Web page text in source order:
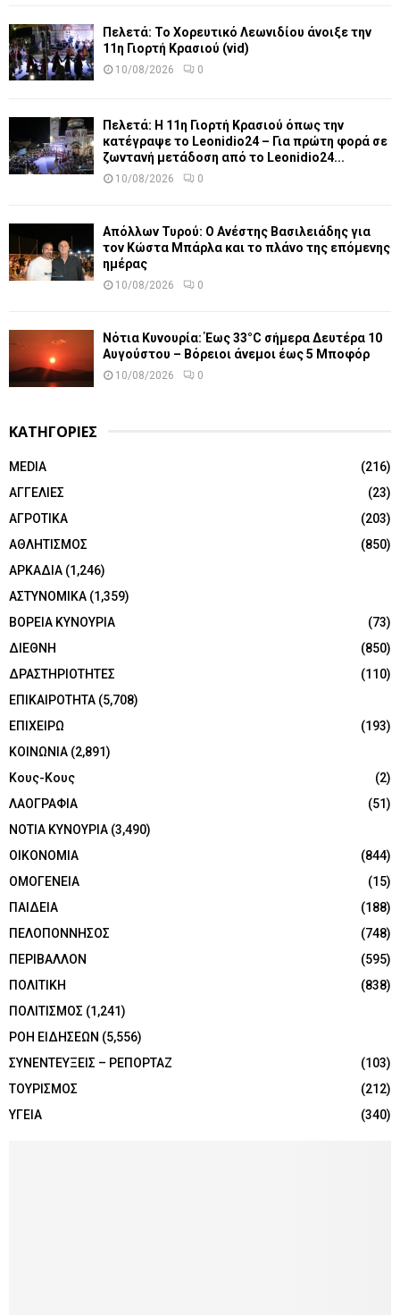
Πελετά: Το Χορευτικό Λεωνιδίου άνοιξε την
11η Γιορτή Κρασιού (vid)
10/08/2026 0
Πελετά: Η 11η Γιορτή Κρασιού όπως την
κατέγραψε το Leonidio24 – Για πρώτη φορά σε
ζωντανή μετάδοση από το Leonidio24...
10/08/2026 0
Απόλλων Τυρού: Ο Ανέστης Βασιλειάδης για
τον Κώστα Μπάρλα και το πλάνο της επόμενης
ημέρας
10/08/2026 0
Νότια Κυνουρία: Έως 33°C σήμερα Δευτέρα 10
Αυγούστου – Βόρειοι άνεμοι έως 5 Μποφόρ
10/08/2026 0
ΚΑΤΗΓΟΡΙΕΣ
MEDIA
(216)
ΑΓΓΕΛΙΕΣ
(23)
ΑΓΡΟΤΙΚΑ
(203)
ΑΘΛΗΤΙΣΜΟΣ
(850)
ΑΡΚΑΔΙΑ (1,246)
ΑΣΤΥΝΟΜΙΚΑ (1,359)
ΒΟΡΕΙΑ ΚΥΝΟΥΡΙΑ
(73)
ΔΙΕΘΝΗ
(850)
ΔΡΑΣΤΗΡΙΟΤΗΤΕΣ
(110)
ΕΠΙΚΑΙΡΟΤΗΤΑ (5,708)
ΕΠΙΧΕΙΡΩ
(193)
ΚΟΙΝΩΝΙΑ (2,891)
Κους-Κους
(2)
ΛΑΟΓΡΑΦΙΑ
(51)
ΝΟΤΙΑ ΚΥΝΟΥΡΙΑ (3,490)
ΟΙΚΟΝΟΜΙΑ
(844)
ΟΜΟΓΕΝΕΙΑ
(15)
ΠΑΙΔΕΙΑ
(188)
ΠΕΛΟΠΟΝΝΗΣΟΣ
(748)
ΠΕΡΙΒΑΛΛΟΝ
(595)
ΠΟΛΙΤΙΚΗ
(838)
ΠΟΛΙΤΙΣΜΟΣ (1,241)
ΡΟΗ ΕΙΔΗΣΕΩΝ (5,556)
ΣΥΝΕΝΤΕΥΞΕΙΣ – ΡΕΠΟΡΤΑΖ
(103)
ΤΟΥΡΙΣΜΟΣ
(212)
ΥΓΕΙΑ
(340)